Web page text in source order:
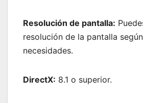
Resolución de pantalla:
resolución de la pantalla
necesidades.
DirectX: 8.1 o superior.